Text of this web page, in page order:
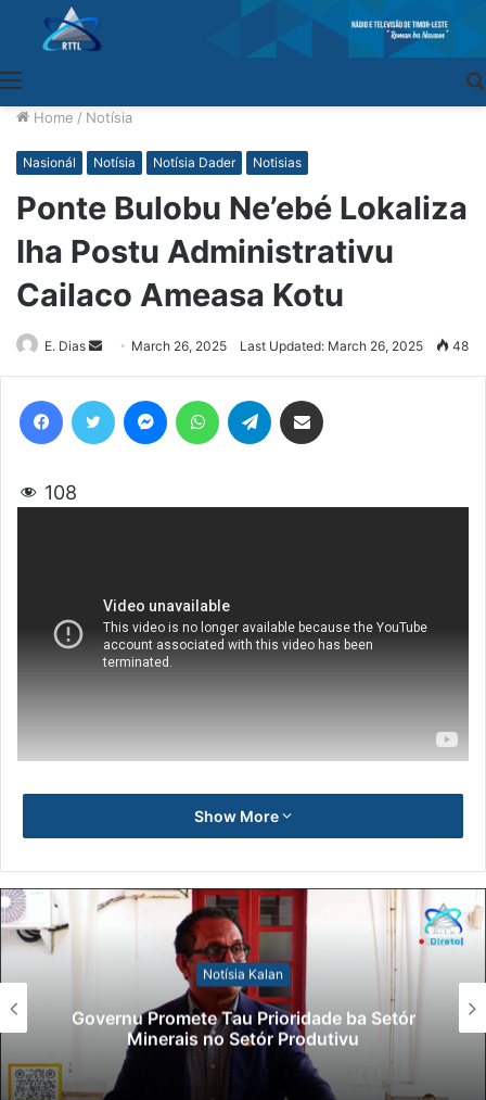
Home / Notísia
Nasionál Notísia Notísia Dader Notisias
Ponte Bulobu Ne’ebé Lokaliza
Iha Postu Administrativu
Cailaco Ameasa Kotu
E. Dias
Send
an
March 26, 2025 Last Updated: March 26, 2025 48
108
Show More
Notísia Kalan
Governu Promete Tau Prioridade ba Setór
Minerais no Setór Produtivu